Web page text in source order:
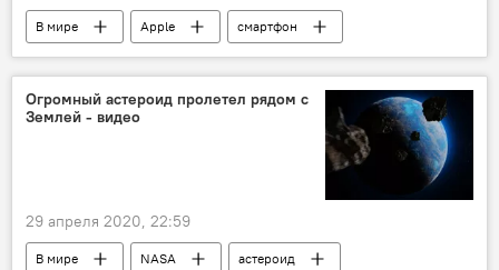
В мире Apple смартфон
Огромный астероид пролетел рядом с
Землей - видео
29 апреля 2020, 22:59
В мире NASA
астероид